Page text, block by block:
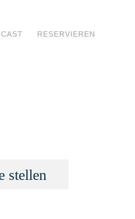
RESERVIEREN
stellen